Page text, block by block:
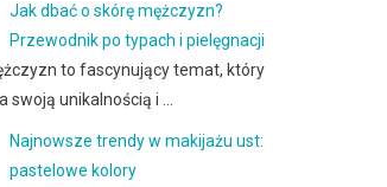
Jak dbać o skórę mężczyzn?
Przewodnik po typach i pielęgnacji
to fascynujący temat, który
swoją unikalnością i …
Najnowsze trendy w makijażu ust:
pastelowe kolory